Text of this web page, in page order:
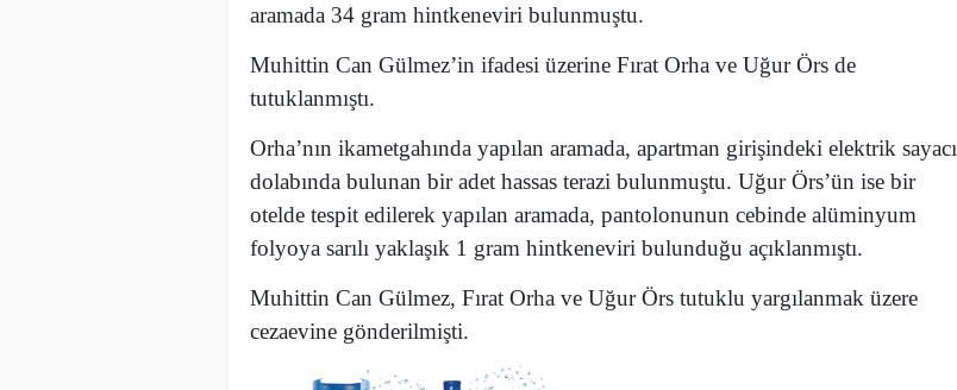
aramada 34 gram hintkeneviri bulunmuştu.
Muhittin Can Gülmez’in ifadesi üzerine Fırat Orha ve Uğur Örs de
tutuklanmıştı.
Orha’nın ikametgahında yapılan aramada, apartman girişindeki elektrik sayacı
dolabında bulunan bir adet hassas terazi bulunmuştu. Uğur Örs’ün ise bir
otelde tespit edilerek yapılan aramada, pantolonunun cebinde alüminyum
folyoya sarılı yaklaşık 1 gram hintkeneviri bulunduğu açıklanmıştı.
Muhittin Can Gülmez, Fırat Orha ve Uğur Örs tutuklu yargılanmak üzere
cezaevine gönderilmişti.